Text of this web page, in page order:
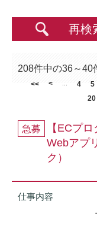
再検
208件中の36～40
<< < 4 5
20
急募
【ECプ
Webアプ
ク）
仕事内容